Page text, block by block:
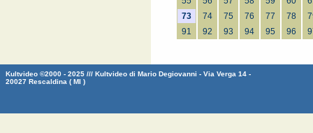
73
74 75 76 77 78
91
92 93 94 95 96
Kultvideo ©2000 - 2025 /// Kultvideo di Mario Degiovanni - Via Verga 14 -
20027 Rescaldina ( MI )